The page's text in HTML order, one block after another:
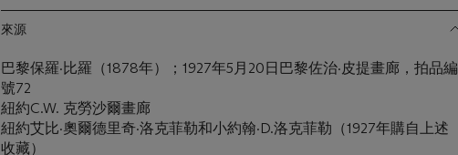
來源
巴黎保羅·比羅（1878年）；1927年5月20日巴黎佐治·皮提畫廊，拍品編
號72
紐約C.W. 克勞沙爾畫廊
紐約艾比·奧爾德里奇·洛克菲勒和小約翰·D.洛克菲勒（1927年購自上述
收藏）